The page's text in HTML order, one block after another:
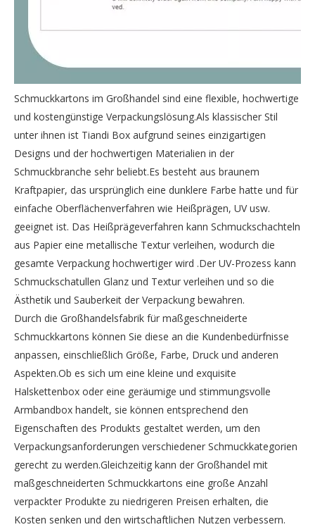
Schmuckkartons im Großhandel sind eine flexible, hochwertige
und kostengünstige Verpackungslösung.Als klassischer Stil
unter ihnen ist Tiandi Box aufgrund seines einzigartigen
Designs und der hochwertigen Materialien in der
Schmuckbranche sehr beliebt.Es besteht aus braunem
Kraftpapier, das ursprünglich eine dunklere Farbe hatte und für
einfache Oberflächenverfahren wie Heißprägen, UV usw.
geeignet ist. Das Heißprägeverfahren kann Schmuckschachteln
aus Papier eine metallische Textur verleihen, wodurch die
gesamte Verpackung hochwertiger wird .Der UV-Prozess kann
Schmuckschatullen Glanz und Textur verleihen und so die
Ästhetik und Sauberkeit der Verpackung bewahren.
Durch die Großhandelsfabrik für maßgeschneiderte
Schmuckkartons können Sie diese an die Kundenbedürfnisse
anpassen, einschließlich Größe, Farbe, Druck und anderen
Aspekten.Ob es sich um eine kleine und exquisite
Halskettenbox oder eine geräumige und stimmungsvolle
Armbandbox handelt, sie können entsprechend den
Eigenschaften des Produkts gestaltet werden, um den
Verpackungsanforderungen verschiedener Schmuckkategorien
gerecht zu werden.Gleichzeitig kann der Großhandel mit
maßgeschneiderten Schmuckkartons eine große Anzahl
verpackter Produkte zu niedrigeren Preisen erhalten, die
Kosten senken und den wirtschaftlichen Nutzen verbessern.